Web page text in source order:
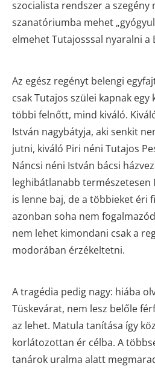
szocialista rendszer a szegény
szanatóriumba mehet
elmehet Tutajosssal nyaralni a
Az egész regényt belengi
csak Tutajos szülei kapnak egy
többi felnőtt, mind kiváló.
István nagybátyja, aki senkit
jutni, kiváló Piri néni Tutajos
Náncsi néni István bácsi
leghibátlanabb természetesen
is lenne baj, de a többieket éri
azonban soha nem
nem lehet kimondani csak a
modorában érzékeltetni.
A tragédia pedig nagy: hiába
Tüskevárat, nem lesz belőle
az lehet. Matula tanítása így
korlátozottan ér célba. A
tanárok uralma alatt